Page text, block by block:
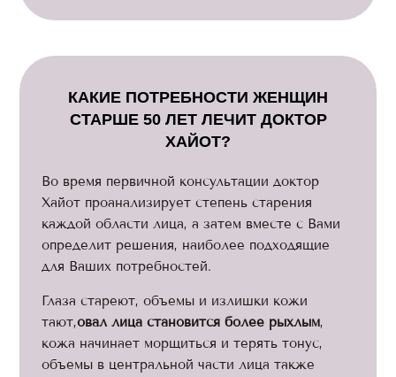
КАКИЕ ПОТРЕБНОСТИ ЖЕНЩИН
СТАРШЕ 50 ЛЕТ ЛЕЧИТ ДОКТОР
ХАЙОТ?
Во время первичной консультации доктор
Хайот проанализирует степень старения
каждой области лица, а затем вместе с Вами
определит решения, наиболее подходящие
для Ваших потребностей.
Глаза стареют, объемы и излишки кожи
тают,овал лица становится более рыхлым,
кожа начинает морщиться и терять тонус,
объемы в центральной части лица также